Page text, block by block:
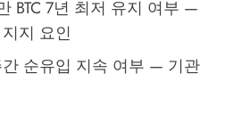
BTC 7년 최저 유지 여부 —
지 요인
순유입 지속 여부 — 기관